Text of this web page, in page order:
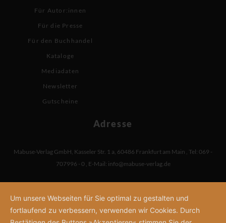
Für Autor:innen
Für die Presse
Für den Buchhandel
Kataloge
Mediadaten
Newsletter
Gutscheine
Adresse
Mabuse-Verlag GmbH Kasseler Str. 1 a 60486 Frankfurt am Main Tel: 069 -
707996 - 0 E-Mail: info@mabuse-verlag.de
Um unsere Webseiten für Sie optimal zu gestalten und
fortlaufend zu verbessern, verwenden wir Cookies. Durch